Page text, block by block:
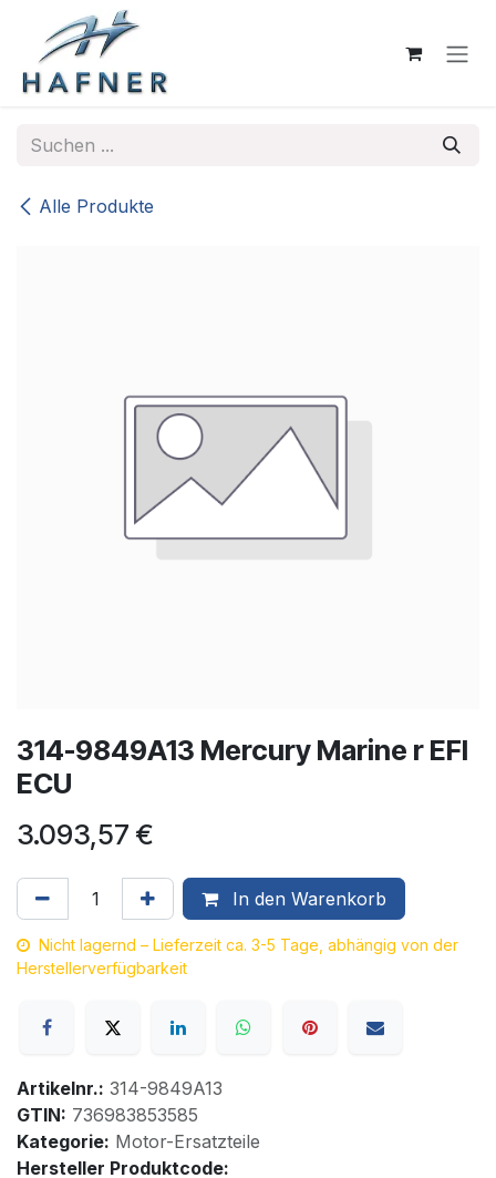
Zum Inhalt springen
Alle Produkte
314-9849A13 Mercury Marine r EFI
ECU
3.093,57 €
In den Warenkorb
Nicht lagernd – Lieferzeit ca. 3-5 Tage, abhängig von der
Herstellerverfügbarkeit
Artikelnr.: 314-9849A13
GTIN: 736983853585
Kategorie: Motor-Ersatzteile
Hersteller Produktcode: